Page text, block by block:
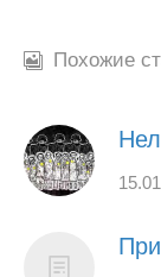
Похожие